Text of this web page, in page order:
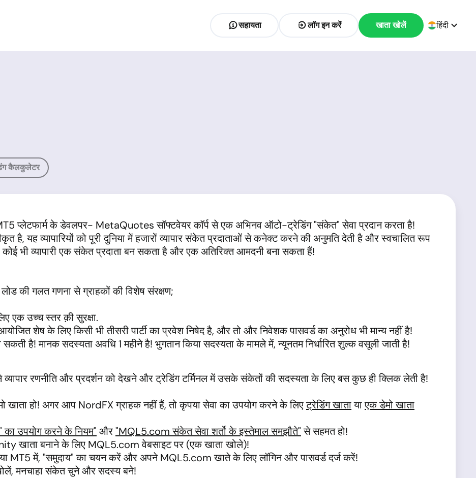
सहायता लॉग इन करें खाता खोलें हिंदी
कैलकुलेटर
प्लेटफार्म के डेवलपर- MetaQuotes सॉफ्टवेयर कॉर्प से एक अभिनव ऑटो-ट्रेडिंग "संकेत" सेवा प्रदान करता है!
है, यह व्यापारियों को पूरी दुनिया में हजारों व्यापार संकेत प्रदाताओं से कनेक्ट करने की अनुमति देती है और स्वचालित रूप
भी व्यापारी एक संकेत प्रदाता बन सकता है और एक अतिरिक्त आमदनी बना सकता हैं!
की गलत गणना से ग्राहकों की विशेष संरक्षण;
एक उच्च स्तर क़ी सुरक्षा.
आयोजित शेष के लिए किसी भी तीसरी पार्टी का प्रवेश निषेद है, और तो और निवेशक पासवर्ड का अनुरोध भी मान्य नहीं है!
है! मानक सदस्यता अवधि 1 महीने है! भुगतान किया सदस्यता के मामले में, न्यूनतम निर्धारित शुल्क वसूली जाती है!
रणनीति और प्रदर्शन को देखने और ट्रेडिंग टर्मिनल में उसके संकेतों की सदस्यता के लिए बस कुछ ही क्लिक लेती है!
खाता हो! अगर आप NordFX ग्राहक नहीं हैं, तो कृपया सेवा का उपयोग करने के लिएट्रेडिंग खातायाएक डेमो खाता
का उपयोग करने के नियम" और"MQL5.com संकेत सेवा शर्तो के इस्तेमाल समझौते"से सहमत हो!
खाता बनाने के लिए MQL5.com वेबसाइट पर (एक खाता खोले)!
MT5 में, "समुदाय" का चयन करें और अपने MQL5.com खाते के लिए लॉगिन और पासवर्ड दर्ज करें!
मनचाहा संकेत चुने और सदस्य बने!